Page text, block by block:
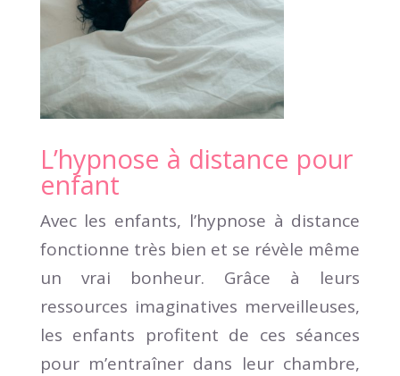
L’hypnose à distance pour
enfant
Avec les enfants, l’hypnose à distance
fonctionne très bien et se révèle même
un vrai bonheur. Grâce à leurs
ressources imaginatives merveilleuses,
les enfants profitent de ces séances
pour m’entraîner dans leur chambre,